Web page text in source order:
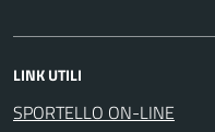
LINK UTILI
SPORTELLO ON-LINE